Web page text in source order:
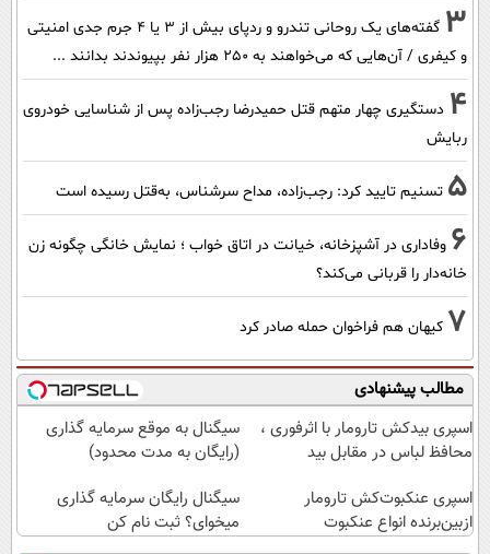
3
گفته‌های یک روحانی تندرو و ردپای بیش از ۳ یا ۴ جرم جدی امنیتی
و کیفری / آن‌هایی که می‌خواهند به ۲۵۰ هزار نفر بپیوندند بدانند ...
4 دستگیری چهار متهم قتل حمیدرضا رجب‌زاده پس از شناسایی خودروی
ربایش
5 تسنیم تایید کرد: رجب‌زاده، مداح سرشناس، به‌قتل رسیده است
6 وفاداری در آشپزخانه، خیانت در اتاق خواب ؛ نمایش خانگی چگونه زن
خانه‌دار را قربانی می‌کند؟
7 کیهان هم فراخوان حمله صادر کرد
مطالب پیشنهادی
اسپری بیدکش تارومار با اثرفوری ،
محافظ لباس در مقابل بید
سیگنال به موقع سرمایه گذاری
(رایگان به مدت محدود)
اسپری عنکبوت‌‌کش تارومار
ازبین‌برنده انواع عنکبوت
سیگنال رایگان سرمایه گذاری
میخوای؟ ثبت نام کن